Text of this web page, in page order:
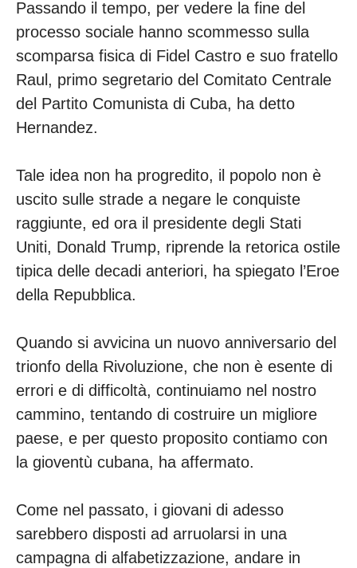
Passando il tempo, per vedere la fine del
processo sociale hanno scommesso sulla
scomparsa fisica di Fidel Castro e suo fratello
Raul, primo segretario del Comitato Centrale
del Partito Comunista di Cuba, ha detto
Hernandez.
Tale idea non ha progredito, il popolo non è
uscito sulle strade a negare le conquiste
raggiunte, ed ora il presidente degli Stati
Uniti, Donald Trump, riprende la retorica ostile
tipica delle decadi anteriori, ha spiegato l’Eroe
della Repubblica.
Quando si avvicina un nuovo anniversario del
trionfo della Rivoluzione, che non è esente di
errori e di difficoltà, continuiamo nel nostro
cammino, tentando di costruire un migliore
paese, e per questo proposito contiamo con
la gioventù cubana, ha affermato.
Come nel passato, i giovani di adesso
sarebbero disposti ad arruolarsi in una
campagna di alfabetizzazione, andare in